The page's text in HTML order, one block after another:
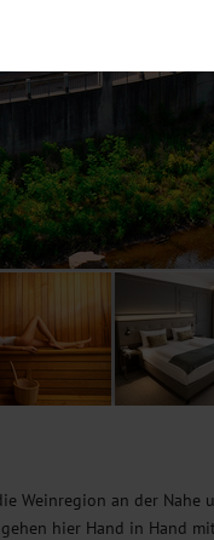
Weinregion an der Nahe
hier Hand in Hand
Diese Cookies sind für den
um Ihnen unsere
Um unser Angebot und
dieser Cookies können wir
Inhalte optimieren.
der auf unsere
. Sie
Marketing
Cookies werden